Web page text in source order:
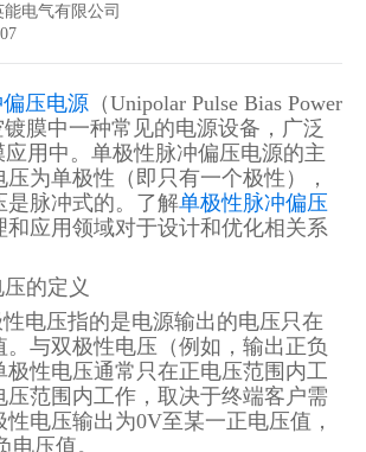
电气有限公司
压电源 （Unipolar Pulse Bias Power
镀膜中一种常见的电源设备，广泛
用中。 单极性脉冲偏压电源的主
为单极性（即只有一个极性），
是脉冲式的。了解单极性脉冲偏压
和应用领域对于设计和优化相关系
的定义
电压指的是电源输出的电压只在
。与双极性电压（例如，输出正负
极性电压通常只在正电压范围内工
压范围内工作，取决于终端客户需
性电压输出为0V至某一正电压值，
压值。